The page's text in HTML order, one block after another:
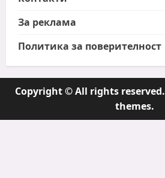
За реклама
Политика за поверителност
Copyright © All rights reserved.
themes.